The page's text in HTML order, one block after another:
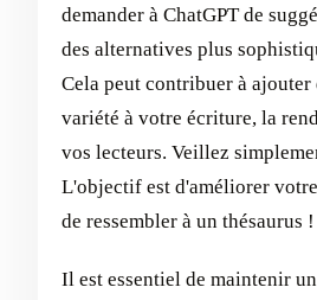
demander à ChatGPT de
des alternatives plus
Cela peut contribuer à
variété à votre écriture, la
vos lecteurs. Veillez
L'objectif est d'améliorer
de ressembler à un thésaurus !
Il est essentiel de maintenir